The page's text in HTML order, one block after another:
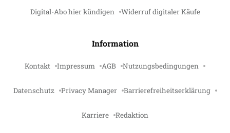
Digital-Abo hier kündigen Widerruf digitaler Käufe
Information
Kontakt Impressum AGB Nutzungsbedingungen
Datenschutz Privacy Manager Barrierefreiheitserklärung
Karriere Redaktion